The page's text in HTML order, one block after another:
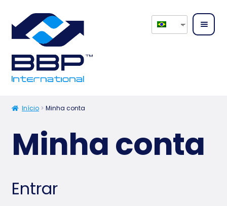
Serviç
menu
Início Minha conta
Minha conta
Entrar